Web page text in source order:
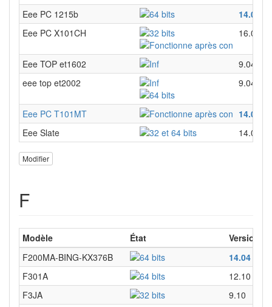
Eee PC 1215b
14.04
Eee PC X101CH
16.04
Eee TOP et1602
9.04
eee top et2002
9.04
Eee PC T101MT 14.04
Eee Slate
14.04
Modifier
F
Modèle État Versions
F200MA-BING-KX376B
14.04
F301A
12.10
F3JA
9.10